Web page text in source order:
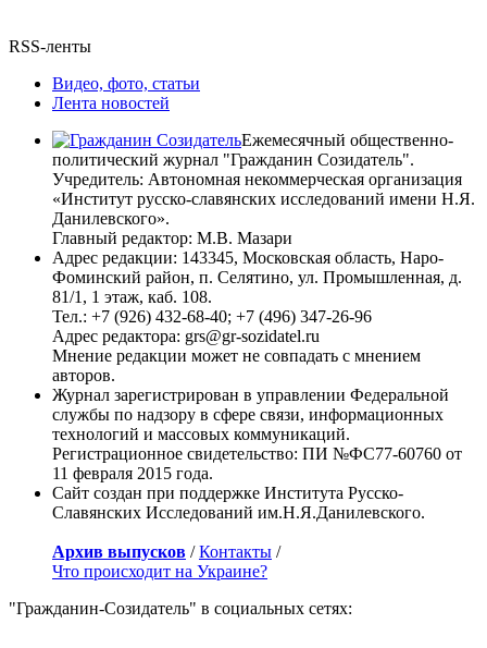
RSS-ленты
Видео, фото, статьи
Лента новостей
Ежемесячный общественно-
политический журнал "Гражданин Созидатель".
Учредитель: Автономная некоммерческая организация
«Институт русско-славянских исследований имени Н.Я.
Данилевского».
Главный редактор: М.В. Мазари
Адрес редакции: 143345, Московская область, Наро-
Фоминский район, п. Селятино, ул. Промышленная, д.
81/1, 1 этаж, каб. 108.
Тел.: +7 (926) 432-68-40; +7 (496) 347-26-96
Адрес редактора: grs@gr-sozidatel.ru
Мнение редакции может не совпадать с мнением
авторов.
Журнал зарегистрирован в управлении Федеральной
службы по надзору в сфере связи, информационных
технологий и массовых коммуникаций.
Регистрационное свидетельство: ПИ №ФС77-60760 от
11 февраля 2015 года.
Сайт создан при поддержке Института Русско-
Славянских Исследований им.Н.Я.Данилевского.
Архив выпусков /Контакты /
Что происходит на Украине?
"Гражданин-Созидатель" в социальных сетях: